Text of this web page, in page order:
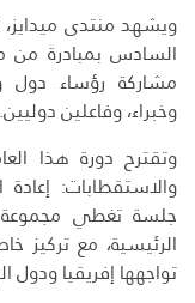
ويشهد منتدى
مشاركة رؤساء دول
وخبراء، وفاعلين دوليين.
وتقترح دورة هذا
والاستقطابات: إعادة
جلسة تغطي مجموعة
الرئيسية، مع تركيز
تواجهها إفريقيا ودول